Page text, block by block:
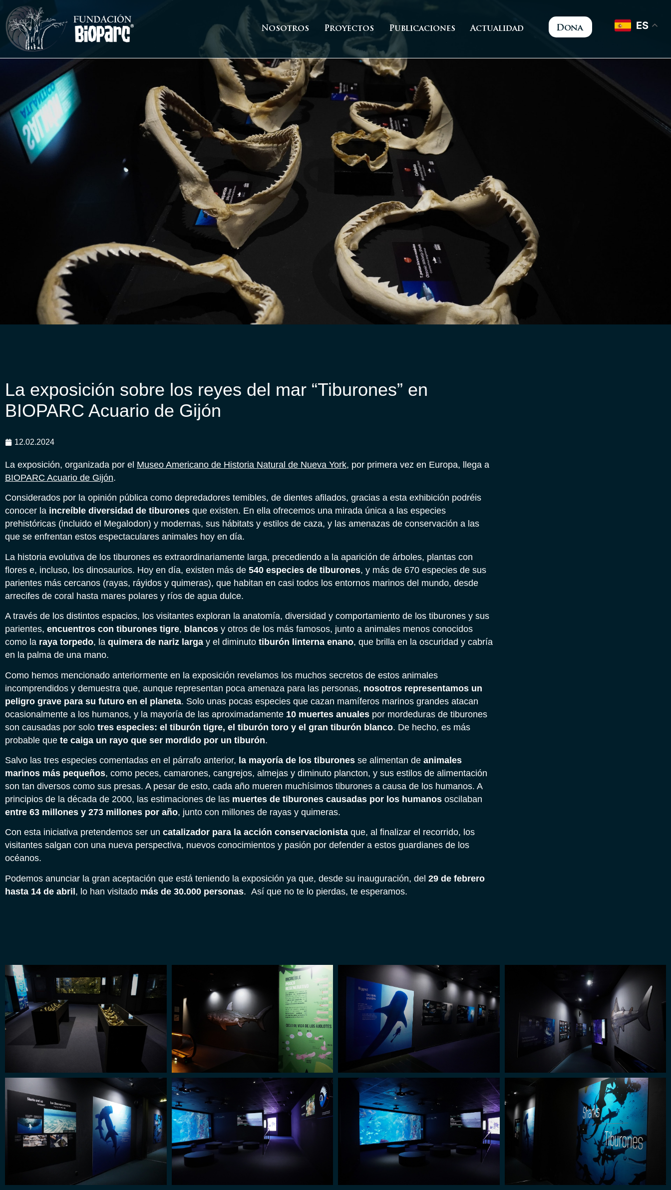
Nosotros Proyectos Publicaciones Actualidad Dona ES
La exposición sobre los reyes del mar “Tiburones” en
BIOPARC Acuario de Gijón
12.02.2024
La exposición, organizada por el Museo Americano de Historia Natural de Nueva York, por primera vez en Europa, llega a
BIOPARC Acuario de Gijón.
Considerados por la opinión pública como depredadores temibles, de dientes afilados, gracias a esta exhibición podréis
conocer la increíble diversidad de tiburones que existen. En ella ofrecemos una mirada única a las especies
prehistóricas (incluido el Megalodon) y modernas, sus hábitats y estilos de caza, y las amenazas de conservación a las
que se enfrentan estos espectaculares animales hoy en día.
La historia evolutiva de los tiburones es extraordinariamente larga, precediendo a la aparición de árboles, plantas con
flores e, incluso, los dinosaurios. Hoy en día, existen más de 540 especies de tiburones, y más de 670 especies de sus
parientes más cercanos (rayas, ráyidos y quimeras), que habitan en casi todos los entornos marinos del mundo, desde
arrecifes de coral hasta mares polares y ríos de agua dulce.
A través de los distintos espacios, los visitantes exploran la anatomía, diversidad y comportamiento de los tiburones y sus
parientes, encuentros con tiburones tigre, blancos y otros de los más famosos, junto a animales menos conocidos
como la raya torpedo, la quimera de nariz larga y el diminuto tiburón linterna enano, que brilla en la oscuridad y cabría
en la palma de una mano.
Como hemos mencionado anteriormente en la exposición revelamos los muchos secretos de estos animales
incomprendidos y demuestra que, aunque representan poca amenaza para las personas, nosotros representamos un
peligro grave para su futuro en el planeta. Solo unas pocas especies que cazan mamíferos marinos grandes atacan
ocasionalmente a los humanos, y la mayoría de las aproximadamente 10 muertes anuales por mordeduras de tiburones
son causadas por solo tres especies: el tiburón tigre, el tiburón toro y el gran tiburón blanco. De hecho, es más
probable que te caiga un rayo que ser mordido por un tiburón.
Salvo las tres especies comentadas en el párrafo anterior, la mayoría de los tiburones se alimentan de animales
marinos más pequeños, como peces, camarones, cangrejos, almejas y diminuto plancton, y sus estilos de alimentación
son tan diversos como sus presas. A pesar de esto, cada año mueren muchísimos tiburones a causa de los humanos. A
principios de la década de 2000, las estimaciones de las muertes de tiburones causadas por los humanos oscilaban
entre 63 millones y 273 millones por año, junto con millones de rayas y quimeras.
Con esta iniciativa pretendemos ser un catalizador para la acción conservacionista que, al finalizar el recorrido, los
visitantes salgan con una nueva perspectiva, nuevos conocimientos y pasión por defender a estos guardianes de los
océanos.
Podemos anunciar la gran aceptación que está teniendo la exposición ya que, desde su inauguración, del 29 de febrero
hasta 14 de abril, lo han visitado más de 30.000 personas. Así que no te lo pierdas, te esperamos.